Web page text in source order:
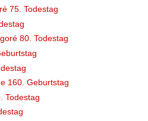
75. Todestag
80. Todestag
160. Geburtstag
Todestag